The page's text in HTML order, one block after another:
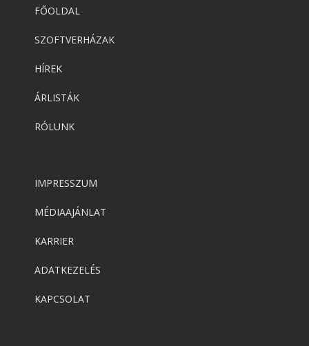
FŐOLDAL
SZOFTVERHÁZAK
HÍREK
ÁRLISTÁK
RÓLUNK
IMPRESSZUM
MÉDIAAJÁNLAT
KARRIER
ADATKEZELÉS
KAPCSOLAT